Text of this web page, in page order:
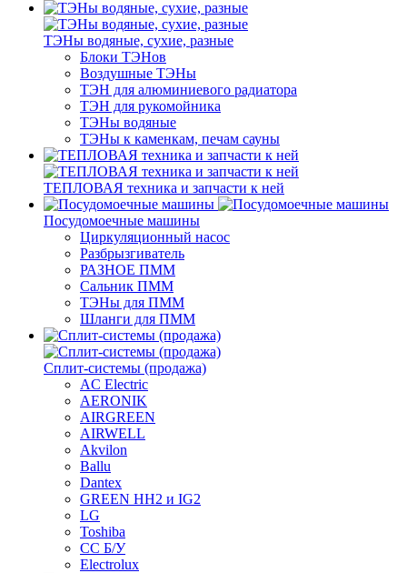
ТЭНы водяные, сухие, разные
Блоки ТЭНов
Воздушные ТЭНы
ТЭН для алюминиевого радиатора
ТЭН для рукомойника
ТЭНы водяные
ТЭНы к каменкам, печам сауны
ТЕПЛОВАЯ техника и запчасти к ней
Посудомоечные машины
Циркуляционный насос
Разбрызгиватель
РАЗНОЕ ПММ
Сальник ПММ
ТЭНы для ПММ
Шланги для ПММ
Сплит-системы (продажа)
AC Electric
AERONIK
AIRGREEN
AIRWELL
Akvilon
Ballu
Dantex
GREEN HH2 и IG2
LG
Toshiba
СС Б/У
Electrolux